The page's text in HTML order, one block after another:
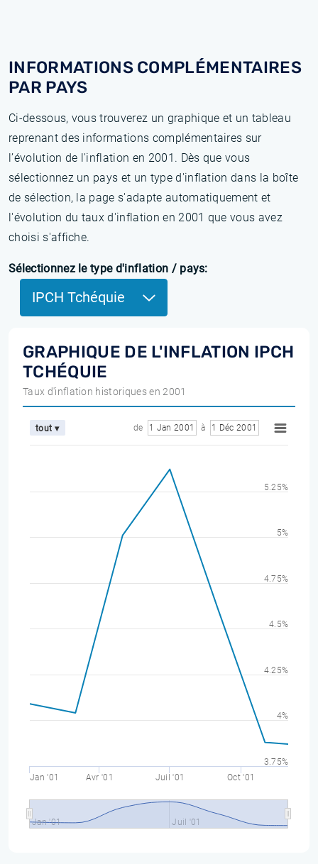
INFORMATIONS COMPLÉMENTAIRES
PAR PAYS
Ci-dessous, vous trouverez un graphique et un tableau
reprenant des informations complémentaires sur
l’évolution de l'inflation en 2001. Dès que vous
sélectionnez un pays et un type d'inflation dans la boîte
de sélection, la page s'adapte automatiquement et
l'évolution du taux d'inflation en 2001 que vous avez
choisi s'affiche.
Sélectionnez le type d'inflation / pays:
IPCH Tchéquie
GRAPHIQUE DE L'INFLATION IPCH
TCHÉQUIE
Taux d'inflation historiques en 2001
tout ▾ de 1 Jan 2001 à 1 Déc 2001
Jan '01 Avr '01 Juil '01 Oct '01
Jan '01 Juil '01
3.75%
4%
4.25%
4.5%
4.75%
5%
5.25%